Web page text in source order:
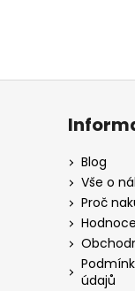
Blog
Vše o
Proč
údajů